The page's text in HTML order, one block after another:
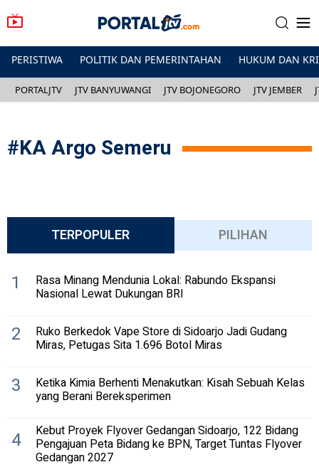
PERISTIWA POLITIK DAN PEMERINTAHAN HUKUM DAN
PORTALJTV JTV BANYUWANGI JTV BOJONEGORO JTV JEMBER
#KA Argo Semeru
TERPOPULER PILIHAN
1 Rasa Minang Mendunia Lokal: Rabundo Ekspansi
Nasional Lewat Dukungan BRI
2 Ruko Berkedok Vape Store di Sidoarjo Jadi Gudang
Miras, Petugas Sita 1.696 Botol Miras
3 Ketika Kimia Berhenti Menakutkan: Kisah Sebuah Kelas
yang Berani Bereksperimen
4 Kebut Proyek Flyover Gedangan Sidoarjo, 122 Bidang
Pengajuan Peta Bidang ke BPN, Target Tuntas Flyover
Gedangan 2027